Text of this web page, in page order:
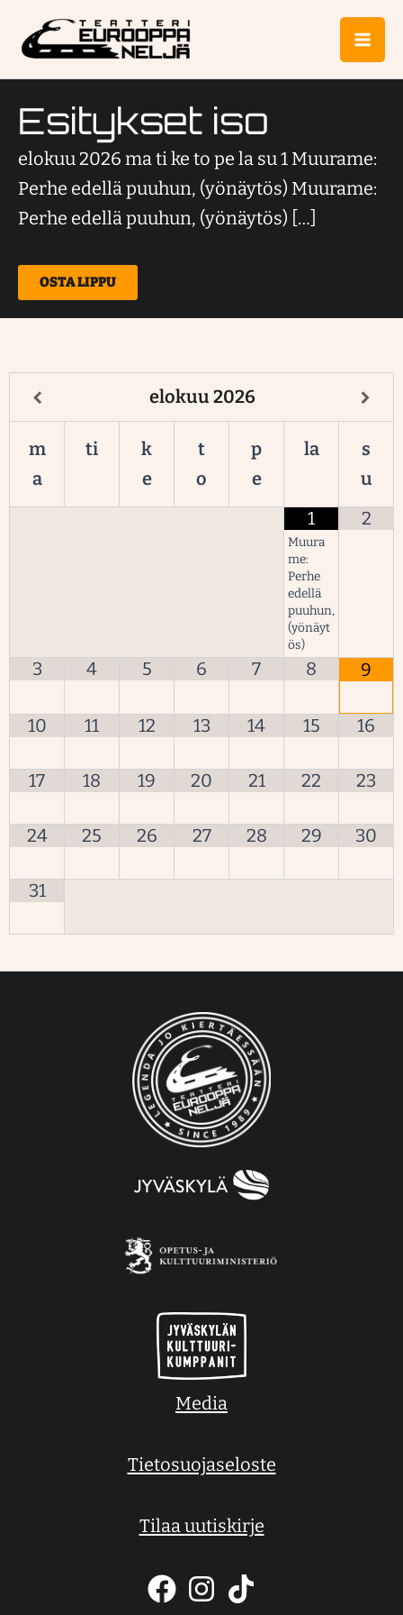
sisältöön
Esitykset iso
elokuu 2026 ma ti ke to pe la su 1 Muurame:
Perhe edellä puuhun, (yönäytös) Muurame:
Perhe edellä puuhun, (yönäytös) […]
OSTA LIPPU
elokuu2026
m
a
ti
k
e
t
o
p
e
la
s
u
1
Muura
me:
Perhe
edellä
puuhun,
(yönäyt
ös)
2
3 4 5 6 7 8 9
10 11 12 13 14 15 16
17 18 19 20 21 22 23
24 25 26 27 28 29 30
31
Media
Tietosuojaseloste
Tilaa uutiskirje